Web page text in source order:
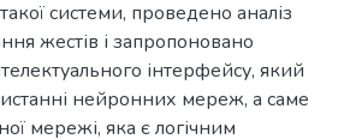
системи, проведено аналіз
жестів і запропоновано
інтерфейсу, який
нейронних мереж, а саме
мережі, яка є логічним